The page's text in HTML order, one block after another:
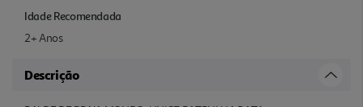
Idade Recomendada
2+ Anos
Descrição